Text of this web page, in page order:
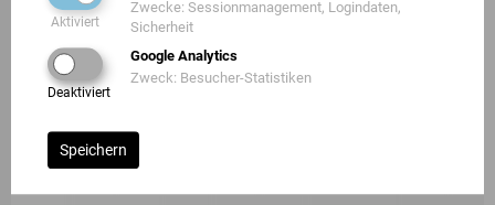
Aktiviert
Zwecke: Sessionmanagement, Logindaten,
Sicherheit
Google Analytics
Deaktiviert
Zweck: Besucher-Statistiken
Speichern
FOLGEN SIE UNS
MITGLIEDSCHAFTEN